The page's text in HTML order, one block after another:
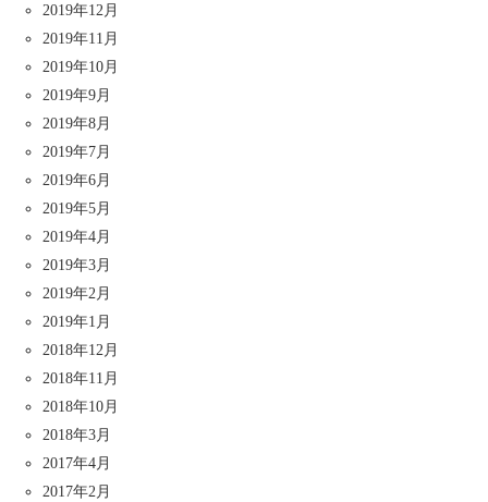
2019年12月
2019年11月
2019年10月
2019年9月
2019年8月
2019年7月
2019年6月
2019年5月
2019年4月
2019年3月
2019年2月
2019年1月
2018年12月
2018年11月
2018年10月
2018年3月
2017年4月
2017年2月